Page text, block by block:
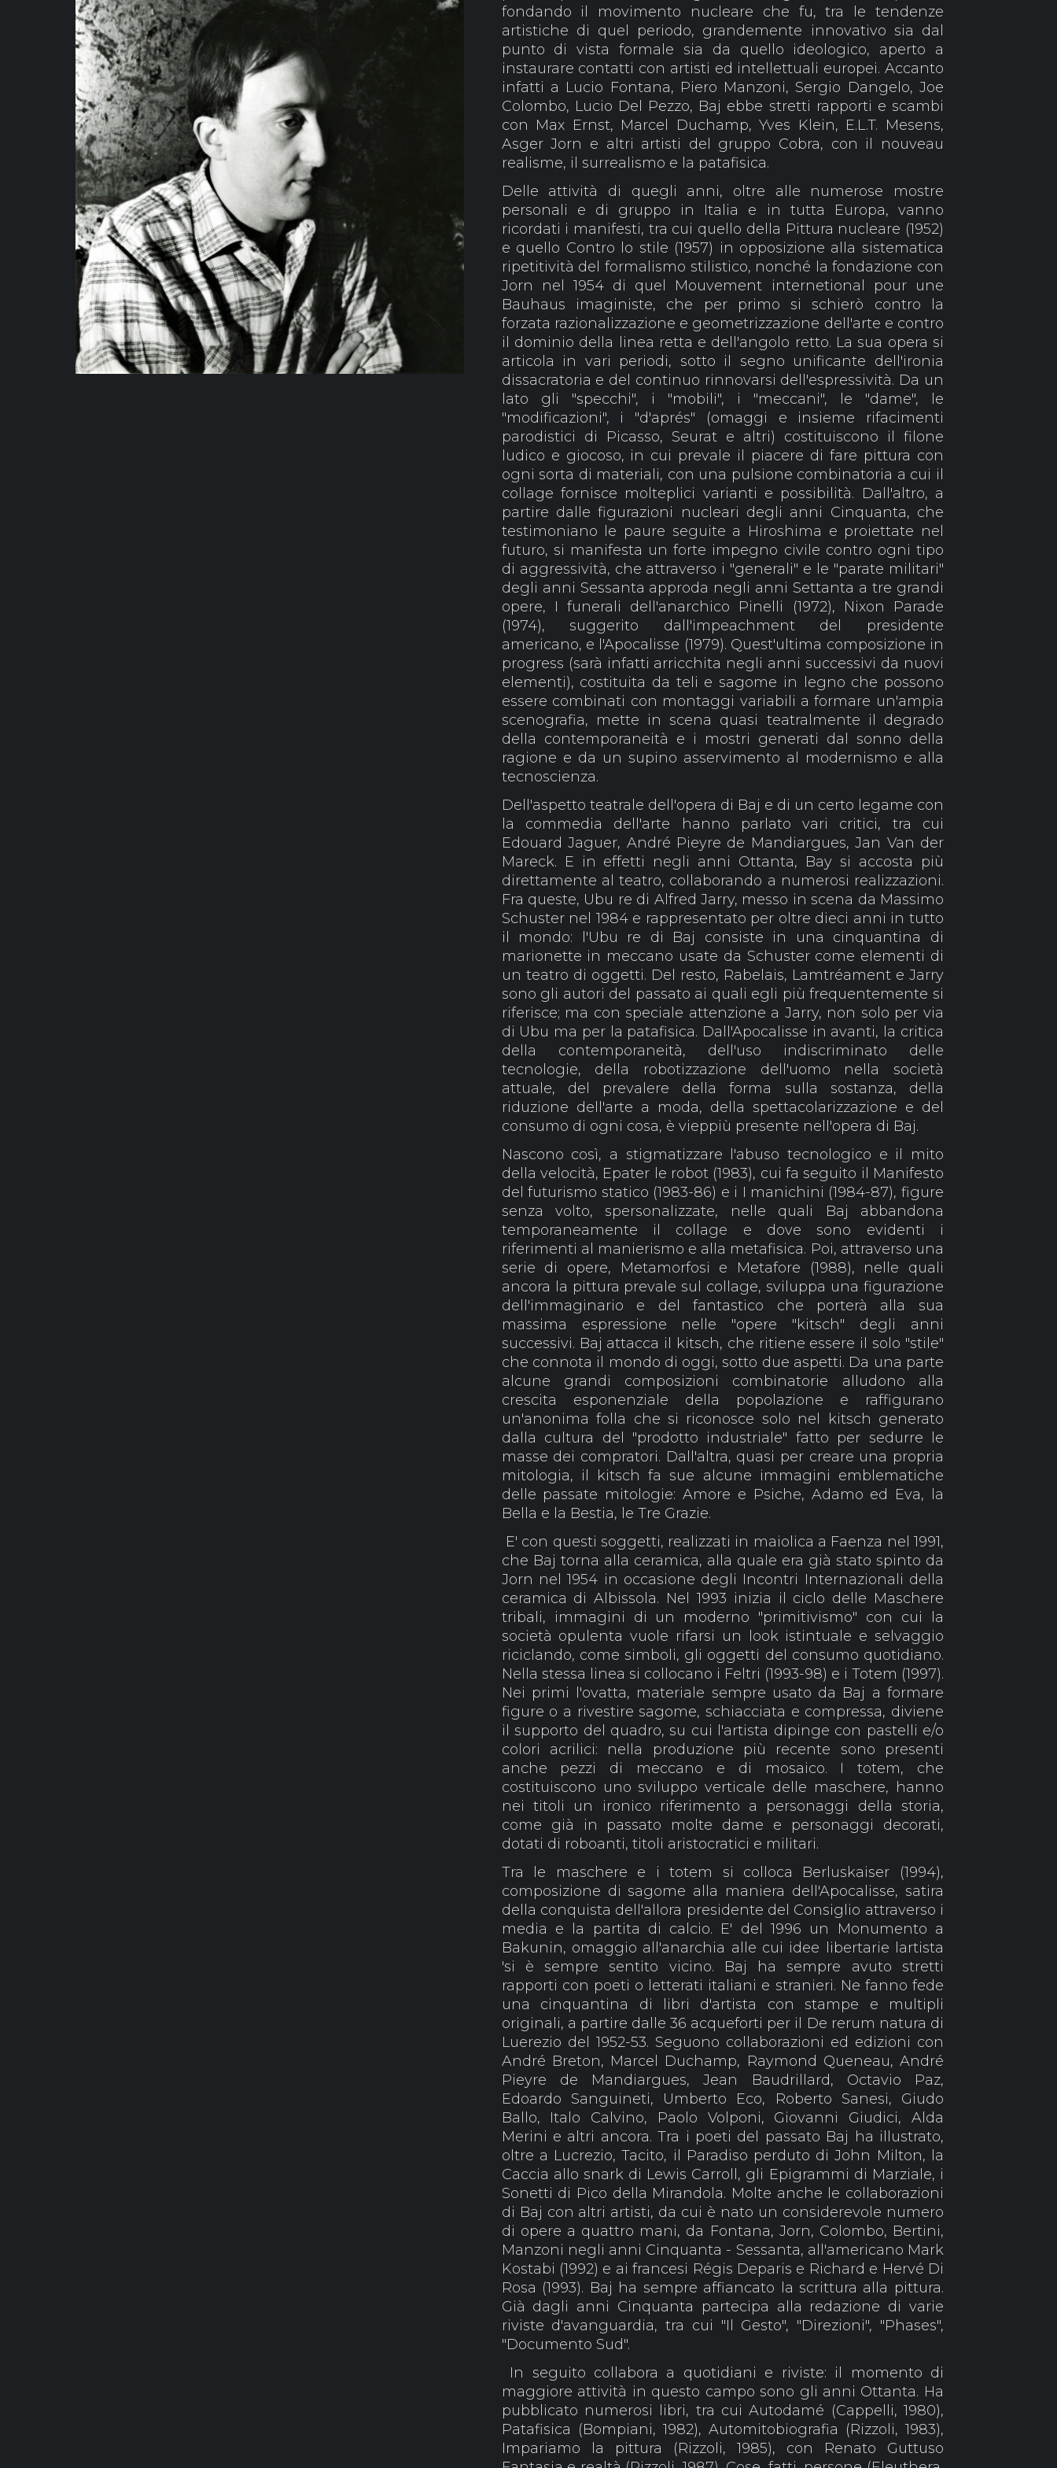
fondando il movimento nucleare che fu, tra le tendenze
artistiche di quel periodo, grandemente innovativo sia dal
punto di vista formale sia da quello ideologico, aperto a
instaurare contatti con artisti ed intellettuali europei. Accanto
infatti a Lucio Fontana, Piero Manzoni, Sergio Dangelo, Joe
Colombo, Lucio Del Pezzo, Baj ebbe stretti rapporti e scambi
con Max Ernst, Marcel Duchamp, Yves Klein, E.L.T. Mesens,
Asger Jorn e altri artisti del gruppo Cobra, con il nouveau
realisme, il surrealismo e la patafisica.
Delle attività di quegli anni, oltre alle numerose mostre
personali e di gruppo in Italia e in tutta Europa, vanno
ricordati i manifesti, tra cui quello della Pittura nucleare (1952)
e quello Contro lo stile (1957) in opposizione alla sistematica
ripetitività del formalismo stilistico, nonché la fondazione con
Jorn nel 1954 di quel Mouvement internetional pour une
Bauhaus imaginiste, che per primo si schierò contro la
forzata razionalizzazione e geometrizzazione dell'arte e contro
il dominio della linea retta e dell'angolo retto. La sua opera si
articola in vari periodi, sotto il segno unificante dell'ironia
dissacratoria e del continuo rinnovarsi dell'espressività. Da un
lato gli "specchi", i "mobili", i "meccani", le "dame", le
"modificazioni", i "d'aprés" (omaggi e insieme rifacimenti
parodistici di Picasso, Seurat e altri) costituiscono il filone
ludico e giocoso, in cui prevale il piacere di fare pittura con
ogni sorta di materiali, con una pulsione combinatoria a cui il
collage fornisce molteplici varianti e possibilità. Dall'altro, a
partire dalle figurazioni nucleari degli anni Cinquanta, che
testimoniano le paure seguite a Hiroshima e proiettate nel
futuro, si manifesta un forte impegno civile contro ogni tipo
di aggressività, che attraverso i "generali" e le "parate militari"
degli anni Sessanta approda negli anni Settanta a tre grandi
opere, I funerali dell'anarchico Pinelli (1972), Nixon Parade
(1974), suggerito dall'impeachment del presidente
americano, e l'Apocalisse (1979). Quest'ultima composizione in
progress (sarà infatti arricchita negli anni successivi da nuovi
elementi), costituita da teli e sagome in legno che possono
essere combinati con montaggi variabili a formare un'ampia
scenografia, mette in scena quasi teatralmente il degrado
della contemporaneità e i mostri generati dal sonno della
ragione e da un supino asservimento al modernismo e alla
tecnoscienza.
Dell'aspetto teatrale dell'opera di Baj e di un certo legame con
la commedia dell'arte hanno parlato vari critici, tra cui
Edouard Jaguer, André Pieyre de Mandiargues, Jan Van der
Mareck. E in effetti negli anni Ottanta, Bay si accosta più
direttamente al teatro, collaborando a numerosi realizzazioni.
Fra queste, Ubu re di Alfred Jarry, messo in scena da Massimo
Schuster nel 1984 e rappresentato per oltre dieci anni in tutto
il mondo: l'Ubu re di Baj consiste in una cinquantina di
marionette in meccano usate da Schuster come elementi di
un teatro di oggetti. Del resto, Rabelais, Lamtréament e Jarry
sono gli autori del passato ai quali egli più frequentemente si
riferisce; ma con speciale attenzione a Jarry, non solo per via
di Ubu ma per la patafisica. Dall'Apocalisse in avanti, la critica
della contemporaneità, dell'uso indiscriminato delle
tecnologie, della robotizzazione dell'uomo nella società
attuale, del prevalere della forma sulla sostanza, della
riduzione dell'arte a moda, della spettacolarizzazione e del
consumo di ogni cosa, è vieppiù presente nell'opera di Baj.
Nascono così, a stigmatizzare l'abuso tecnologico e il mito
della velocità, Epater le robot (1983), cui fa seguito il Manifesto
del futurismo statico (1983-86) e i I manichini (1984-87), figure
senza volto, spersonalizzate, nelle quali Baj abbandona
temporaneamente il collage e dove sono evidenti i
riferimenti al manierismo e alla metafisica. Poi, attraverso una
serie di opere, Metamorfosi e Metafore (1988), nelle quali
ancora la pittura prevale sul collage, sviluppa una figurazione
dell'immaginario e del fantastico che porterà alla sua
massima espressione nelle "opere "kitsch" degli anni
successivi. Baj attacca il kitsch, che ritiene essere il solo "stile"
che connota il mondo di oggi, sotto due aspetti. Da una parte
alcune grandi composizioni combinatorie alludono alla
crescita esponenziale della popolazione e raffigurano
un'anonima folla che si riconosce solo nel kitsch generato
dalla cultura del "prodotto industriale" fatto per sedurre le
masse dei compratori. Dall'altra, quasi per creare una propria
mitologia, il kitsch fa sue alcune immagini emblematiche
delle passate mitologie: Amore e Psiche, Adamo ed Eva, la
Bella e la Bestia, le Tre Grazie.
E' con questi soggetti, realizzati in maiolica a Faenza nel 1991,
che Baj torna alla ceramica, alla quale era già stato spinto da
Jorn nel 1954 in occasione degli Incontri Internazionali della
ceramica di Albissola. Nel 1993 inizia il ciclo delle Maschere
tribali, immagini di un moderno "primitivismo" con cui la
società opulenta vuole rifarsi un look istintuale e selvaggio
riciclando, come simboli, gli oggetti del consumo quotidiano.
Nella stessa linea si collocano i Feltri (1993-98) e i Totem (1997).
Nei primi l'ovatta, materiale sempre usato da Baj a formare
figure o a rivestire sagome, schiacciata e compressa, diviene
il supporto del quadro, su cui l'artista dipinge con pastelli e/o
colori acrilici: nella produzione più recente sono presenti
anche pezzi di meccano e di mosaico. I totem, che
costituiscono uno sviluppo verticale delle maschere, hanno
nei titoli un ironico riferimento a personaggi della storia,
come già in passato molte dame e personaggi decorati,
dotati di roboanti, titoli aristocratici e militari.
Tra le maschere e i totem si colloca Berluskaiser (1994),
composizione di sagome alla maniera dell'Apocalisse, satira
della conquista dell'allora presidente del Consiglio attraverso i
media e la partita di calcio. E' del 1996 un Monumento a
Bakunin, omaggio all'anarchia alle cui idee libertarie lartista
'si è sempre sentito vicino. Baj ha sempre avuto stretti
rapporti con poeti o letterati italiani e stranieri. Ne fanno fede
una cinquantina di libri d'artista con stampe e multipli
originali, a partire dalle 36 acqueforti per il De rerum natura di
Luerezio del 1952-53. Seguono collaborazioni ed edizioni con
André Breton, Marcel Duchamp, Raymond Queneau, André
Pieyre de Mandiargues, Jean Baudrillard, Octavio Paz,
Edoardo Sanguineti, Umberto Eco, Roberto Sanesi, Giudo
Ballo, Italo Calvino, Paolo Volponi, Giovanni Giudici, Alda
Merini e altri ancora. Tra i poeti del passato Baj ha illustrato,
oltre a Lucrezio, Tacito, il Paradiso perduto di John Milton, la
Caccia allo snark di Lewis Carroll, gli Epigrammi di Marziale, i
Sonetti di Pico della Mirandola. Molte anche le collaborazioni
di Baj con altri artisti, da cui è nato un considerevole numero
di opere a quattro mani, da Fontana, Jorn, Colombo, Bertini,
Manzoni negli anni Cinquanta - Sessanta, all'americano Mark
Kostabi (1992) e ai francesi Régis Deparis e Richard e Hervé Di
Rosa (1993). Baj ha sempre affiancato la scrittura alla pittura.
Già dagli anni Cinquanta partecipa alla redazione di varie
riviste d'avanguardia, tra cui "Il Gesto", "Direzioni", "Phases",
"Documento Sud".
In seguito collabora a quotidiani e riviste: il momento di
maggiore attività in questo campo sono gli anni Ottanta. Ha
pubblicato numerosi libri, tra cui Autodamé (Cappelli, 1980),
Patafisica (Bompiani, 1982), Automitobiografia (Rizzoli, 1983),
Impariamo la pittura (Rizzoli, 1985), con Renato Guttuso